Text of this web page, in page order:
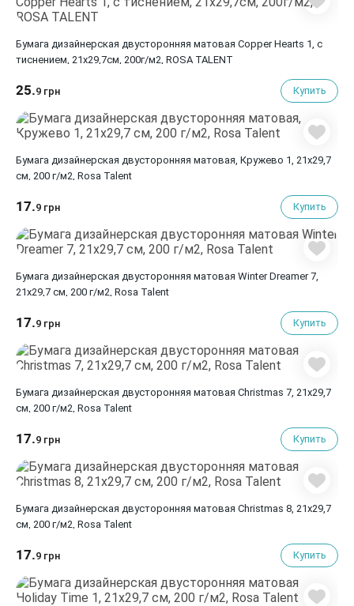
Бумага дизайнерская двусторонняя матовая Copper Hearts 1, с
тиснением, 21х29,7см, 200г/м2, ROSA TALENT
25.9 грн Купить
Бумага дизайнерская двусторонняя матовая, Кружево 1, 21х29,7
см, 200 г/м2, Rosa Talent
17.9 грн Купить
Бумага дизайнерская двусторонняя матовая Winter Dreamer 7,
21х29,7 см, 200 г/м2, Rosa Talent
17.9 грн Купить
Бумага дизайнерская двусторонняя матовая Christmas 7, 21х29,7
см, 200 г/м2, Rosa Talent
17.9 грн Купить
Бумага дизайнерская двусторонняя матовая Christmas 8, 21х29,7
см, 200 г/м2, Rosa Talent
17.9 грн Купить